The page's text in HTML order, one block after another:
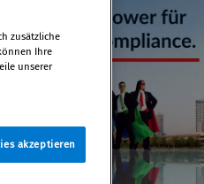
zusätzliche
Ihre
unserer
akzeptieren